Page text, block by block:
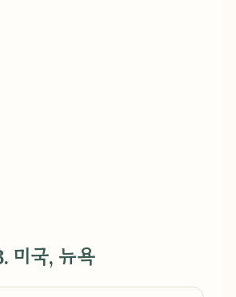
미국, 뉴욕